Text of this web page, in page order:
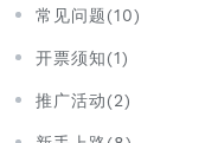
常见问题(10)
开票须知(1)
推广活动(2)